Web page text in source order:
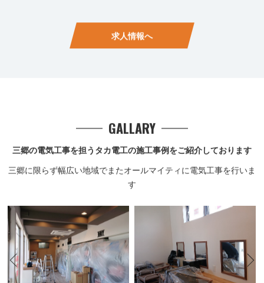
求人情報へ
三郷の電気工事を担うタカ電工の施工事例をご紹介しております
GALLARY
三郷に限らず幅広い地域でまたオールマイティに電気工事を行いま
す